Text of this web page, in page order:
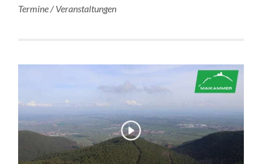
Termine / Veranstaltungen